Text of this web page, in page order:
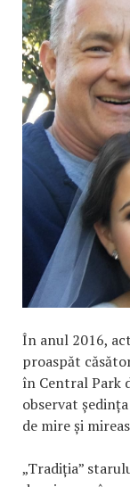
În anul 2016,
proaspăt
în Central Park
observat
de mire și
„Tradiția”